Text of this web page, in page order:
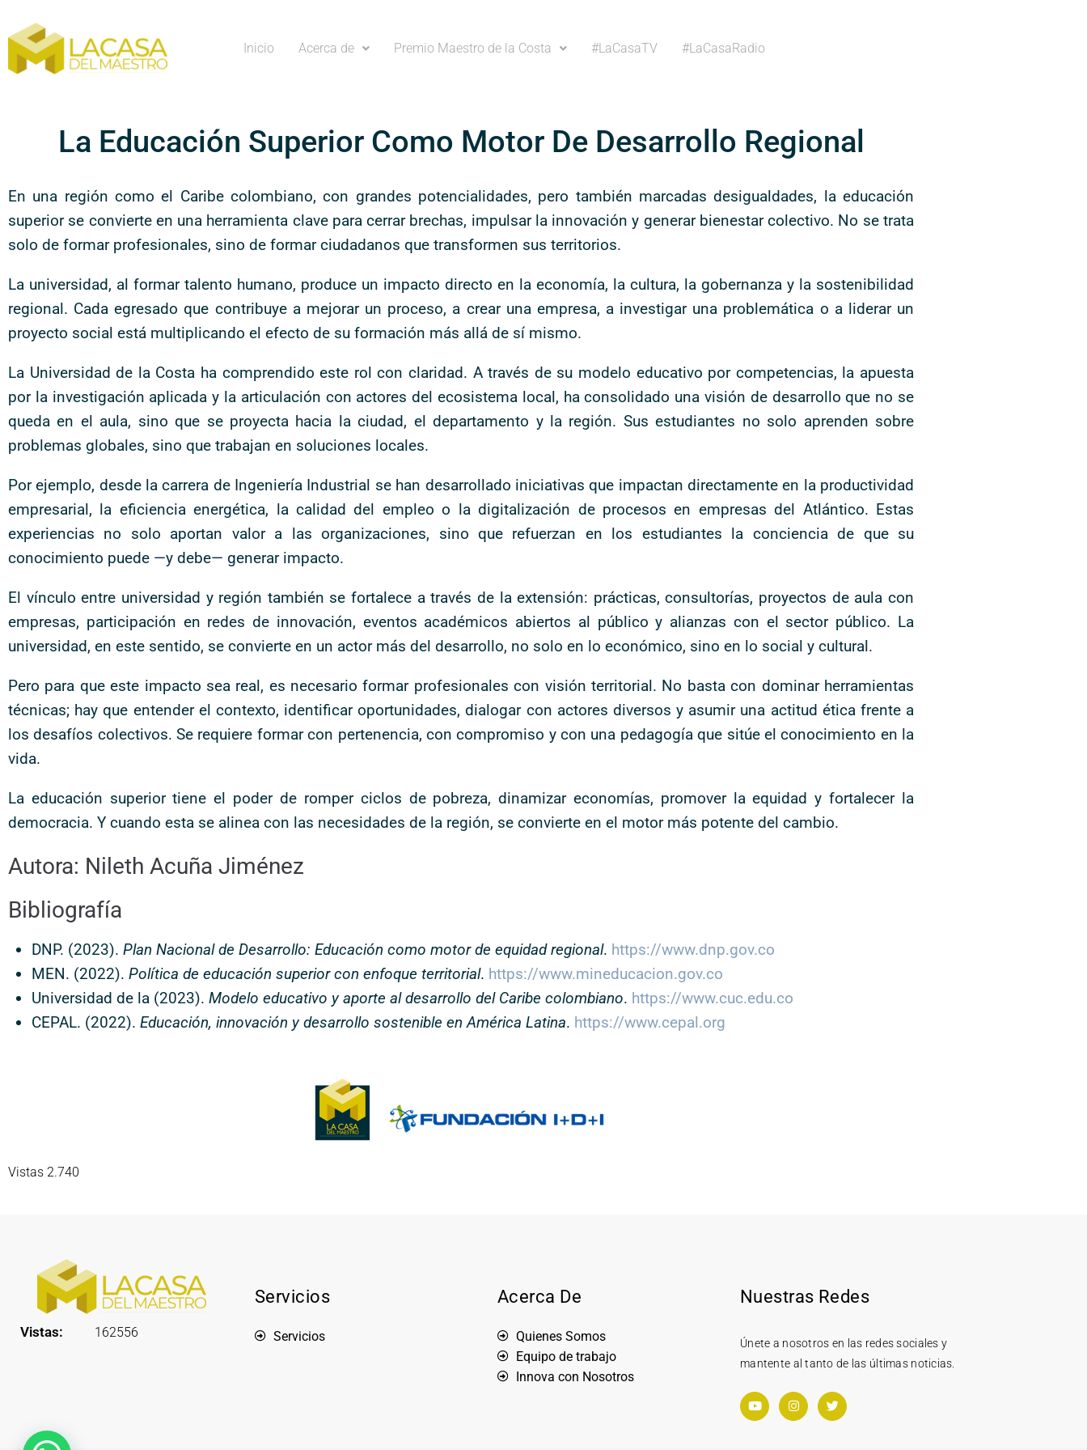
Inicio Acerca de Premio Maestro de la Costa #LaCasaTV #LaCasaRadio
La Educación Superior Como Motor De Desarrollo Regional
En una región como el Caribe colombiano, con grandes potencialidades, pero también marcadas desigualdades, la educación
superior se convierte en una herramienta clave para cerrar brechas, impulsar la innovación y generar bienestar colectivo. No se trata
solo de formar profesionales, sino de formar ciudadanos que transformen sus territorios.
La universidad, al formar talento humano, produce un impacto directo en la economía, la cultura, la gobernanza y la sostenibilidad
regional. Cada egresado que contribuye a mejorar un proceso, a crear una empresa, a investigar una problemática o a liderar un
proyecto social está multiplicando el efecto de su formación más allá de sí mismo.
La Universidad de la Costa ha comprendido este rol con claridad. A través de su modelo educativo por competencias, la apuesta
por la investigación aplicada y la articulación con actores del ecosistema local, ha consolidado una visión de desarrollo que no se
queda en el aula, sino que se proyecta hacia la ciudad, el departamento y la región. Sus estudiantes no solo aprenden sobre
problemas globales, sino que trabajan en soluciones locales.
Por ejemplo, desde la carrera de Ingeniería Industrial se han desarrollado iniciativas que impactan directamente en la productividad
empresarial, la eficiencia energética, la calidad del empleo o la digitalización de procesos en empresas del Atlántico. Estas
experiencias no solo aportan valor a las organizaciones, sino que refuerzan en los estudiantes la conciencia de que su
conocimiento puede —y debe— generar impacto.
El vínculo entre universidad y región también se fortalece a través de la extensión: prácticas, consultorías, proyectos de aula con
empresas, participación en redes de innovación, eventos académicos abiertos al público y alianzas con el sector público. La
universidad, en este sentido, se convierte en un actor más del desarrollo, no solo en lo económico, sino en lo social y cultural.
Pero para que este impacto sea real, es necesario formar profesionales con visión territorial. No basta con dominar herramientas
técnicas; hay que entender el contexto, identificar oportunidades, dialogar con actores diversos y asumir una actitud ética frente a
los desafíos colectivos. Se requiere formar con pertenencia, con compromiso y con una pedagogía que sitúe el conocimiento en la
vida.
La educación superior tiene el poder de romper ciclos de pobreza, dinamizar economías, promover la equidad y fortalecer la
democracia. Y cuando esta se alinea con las necesidades de la región, se convierte en el motor más potente del cambio.
Autora: Nileth Acuña Jiménez
Bibliografía
DNP. (2023). Plan Nacional de Desarrollo: Educación como motor de equidadregional. https://www.dnp.gov.co
MEN. (2022). Política de educación superior con enfoque territorial. https://www.mineducacion.gov.co
Universidad de la (2023). Modelo educativo y aporte al desarrollo del Caribe colombiano. https://www.cuc.edu.co
CEPAL. (2022). Educación, innovación y desarrollo sostenible en América Latina. https://www.cepal.org
Vistas 2.740
Vistas: 162556
Servicios
Servicios
Acerca De
Quienes Somos
Equipo de trabajo
Innova con Nosotros
Nuestras Redes
Únete a nosotros en las redes sociales y
mantente al tanto de las últimas noticias.